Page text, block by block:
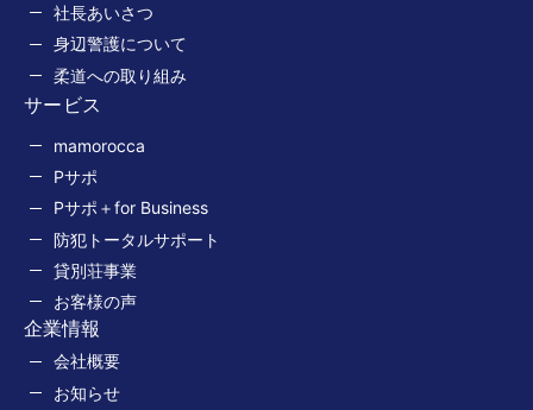
社長あいさつ
身辺警護について
柔道への取り組み
サービス
mamorocca
Pサポ
Pサポ＋for Business
防犯トータルサポート
貸別荘事業
お客様の声
企業情報
会社概要
お知らせ